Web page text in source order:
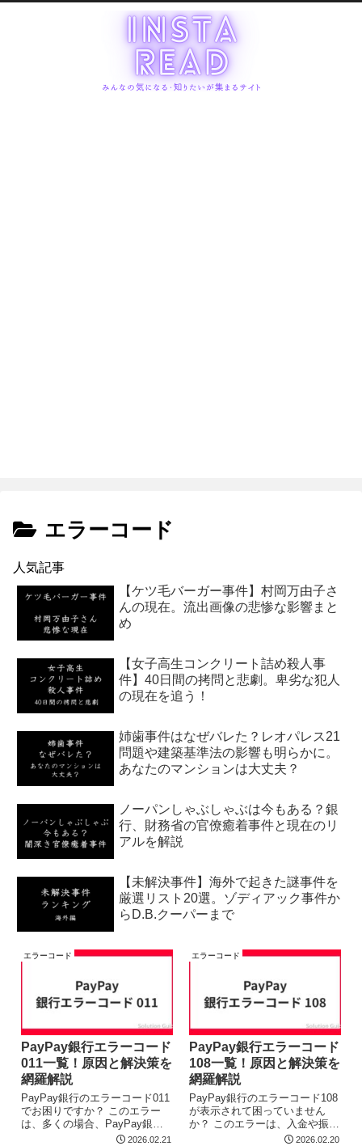
エラーコード
人気記事
【ケツ毛バーガー事件】村岡万由子さ
んの現在。流出画像の悲惨な影響まと
め
【女子高生コンクリート詰め殺人事
件】40日間の拷問と悲劇。卑劣な犯人
の現在を追う！
姉歯事件はなぜバレた？レオパレス21
問題や建築基準法の影響も明らかに。
あなたのマンションは大丈夫？
ノーパンしゃぶしゃぶは今もある？銀
行、財務省の官僚癒着事件と現在のリ
アルを解説
【未解決事件】海外で起きた謎事件を
厳選リスト20選。ゾディアック事件か
らD.B.クーパーまで
エラーコード
PayPay銀行エラーコード
011一覧！原因と解決策を
網羅解説
PayPay銀行のエラーコード011
でお困りですか？ このエラー
は、多くの場合、PayPay銀行
のシステムメンテナンスや、お
2026.02.21
エラーコード
PayPay銀行エラーコード
108一覧！原因と解決策を
網羅解説
PayPay銀行のエラーコード108
が表示されて困っていません
か？ このエラーは、入金や振込
の際に発生することが多く、原
2026.02.20